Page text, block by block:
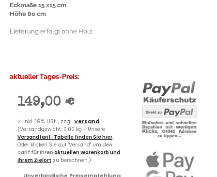
Eckmaße 15 x15 cm
Höhe 80 cm
Lieferung erfolgt ohne Holz.
aktueller Tages-Preis:
149,00 €
✓ inkl. 19% USt. , zzgl.Versand
(Versandgewicht: 0,00 kg - Unsere
Versandtarif-Tabelle finden Sie hier.
Oder klicken Sie auf "Versand" um den
Tarif für Ihren aktuellen Warenkorb und
Ihrem Zielort zu berechnen.)
Unverbindliche Preisempfehlung